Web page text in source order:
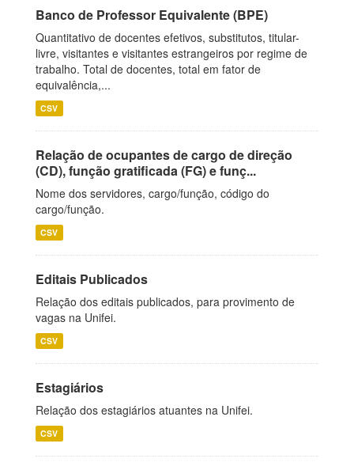
Banco de Professor Equivalente (BPE)
Quantitativo de docentes efetivos, substitutos, titular-
livre, visitantes e visitantes estrangeiros por regime de
trabalho. Total de docentes, total em fator de
equivalência,...
CSV
Relação de ocupantes de cargo de direção
(CD), função gratificada (FG) e funç...
Nome dos servidores, cargo/função, código do
cargo/função.
CSV
Editais Publicados
Relação dos editais publicados, para provimento de
vagas na Unifei.
CSV
Estagiários
Relação dos estagiários atuantes na Unifei.
CSV